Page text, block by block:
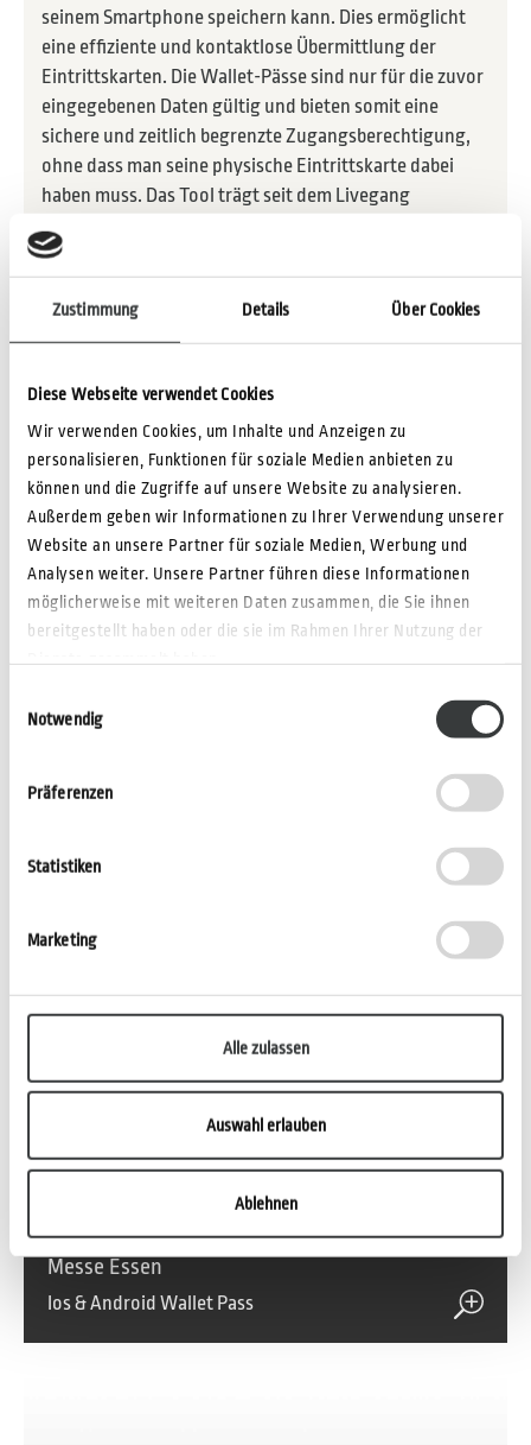
Zustimmung Details Über Cookies
Diese Webseite verwendet Cookies
Wir verwenden Cookies, um Inhalte und Anzeigen zu
personalisieren, Funktionen für soziale Medien anbieten zu
können und die Zugriffe auf unsere Website zu analysieren.
Außerdem geben wir Informationen zu Ihrer Verwendung unserer
Website an unsere Partner für soziale Medien, Werbung und
Analysen weiter. Unsere Partner führen diese Informationen
möglicherweise mit weiteren Daten zusammen, die Sie ihnen
bereitgestellt haben oder die sie im Rahmen Ihrer Nutzung der
Notwendig
Präferenzen
Statistiken
Marketing
Alle zulassen
Auswahl erlauben
Ablehnen
seinem Smartphone speichern kann. Dies ermöglicht
eine effiziente und kontaktlose Übermittlung der
Eintrittskarten. Die Wallet-Pässe sind nur für die zuvor
eingegebenen Daten gültig und bieten somit eine
sichere und zeitlich begrenzte Zugangsberechtigung,
ohne dass man seine physische Eintrittskarte dabei
haben muss. Das Tool trägt seit dem Livegang
erfolgreich zur Digitalisierung des Ticketing-Prozesses
der Messe Essen bei.
Messe Essen
Messe Essen
Ios & Android Wallet Pass